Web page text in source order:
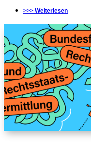
>>> Weiterlesen